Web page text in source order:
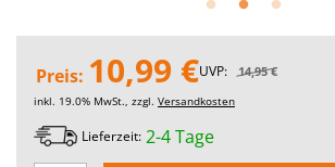
Preis: 10,99 €UVP: 14,95 €
inkl. 19.0% MwSt., zzgl. Versandkosten
Lieferzeit: 2-4 Tage